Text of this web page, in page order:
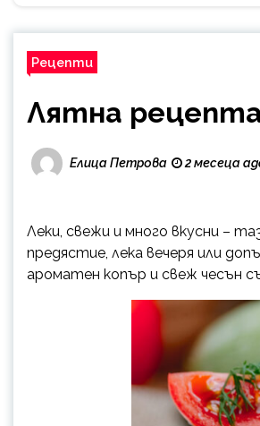
Рецепти
Лятна рецепта
Елица Петрова 2 месеца
Леки, свежи и много вкусни –
предястие, лека вечеря или
ароматен копър и свеж чесън